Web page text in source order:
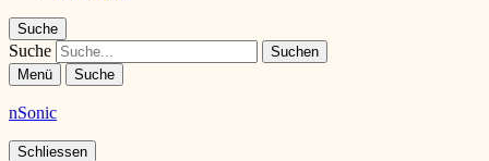
Suche
Suche
Menü Suche
nSonic
Schliessen